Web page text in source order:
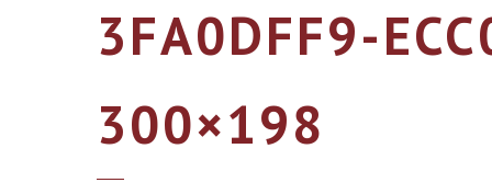
3FA0DFF9-
300×198